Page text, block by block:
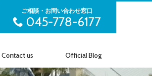
ご相談・お問い合わせ窓口
045-778-6177
Contact us Official Blog